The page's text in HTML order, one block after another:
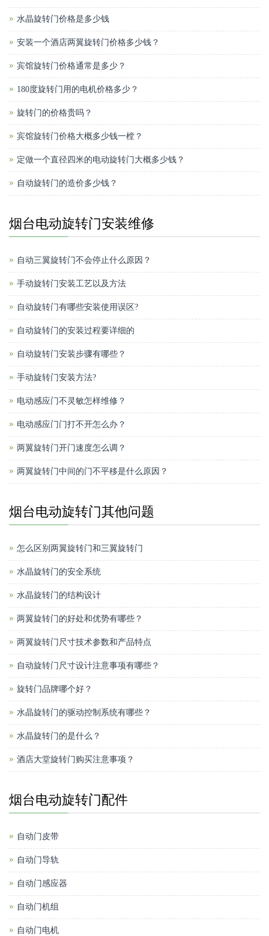
水晶旋转门价格是多少钱
安装一个酒店两翼旋转门价格多少钱？
宾馆旋转门价格通常是多少？
180度旋转门用的电机价格多少？
旋转门的价格贵吗？
宾馆旋转门价格大概多少钱一樘？
定做一个直径四米的电动旋转门大概多少钱？
自动旋转门的造价多少钱？
烟台电动旋转门安装维修
自动三翼旋转门不会停止什么原因？
手动旋转门安装工艺以及方法
自动旋转门有哪些安装使用误区?
自动旋转门的安装过程要详细的
自动旋转门安装步骤有哪些？
手动旋转门安装方法?
电动感应门不灵敏怎样维修？
电动感应门门打不开怎么办？
两翼旋转门开门速度怎么调？
两翼旋转门中间的门不平移是什么原因？
烟台电动旋转门其他问题
怎么区别两翼旋转门和三翼旋转门
水晶旋转门的安全系统
水晶旋转门的结构设计
两翼旋转门的好处和优势有哪些？
两翼旋转门尺寸技术参数和产品特点
自动旋转门尺寸设计注意事项有哪些？
旋转门品牌哪个好？
水晶旋转门的驱动控制系统有哪些？
水晶旋转门的是什么？
酒店大堂旋转门购买注意事项？
烟台电动旋转门配件
自动门皮带
自动门导轨
自动门感应器
自动门机组
自动门电机